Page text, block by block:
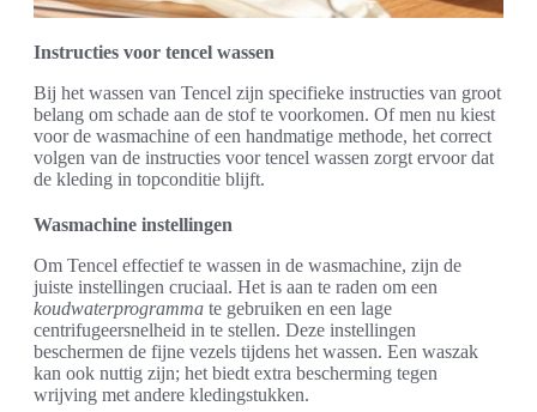
Instructies voor tencel wassen
Bij het wassen van Tencel zijn specifieke instructies van groot
belang om schade aan de stof te voorkomen. Of men nu kiest
voor de wasmachine of een handmatige methode, het correct
volgen van de instructies voor tencel wassen zorgt ervoor dat
de kleding in topconditie blijft.
Wasmachine instellingen
Om Tencel effectief te wassen in de wasmachine, zijn de
juiste instellingen cruciaal. Het is aan te raden om een
koudwaterprogramma te gebruiken en een lage
centrifugeersnelheid in te stellen. Deze instellingen
beschermen de fijne vezels tijdens het wassen. Een waszak
kan ook nuttig zijn; het biedt extra bescherming tegen
wrijving met andere kledingstukken.